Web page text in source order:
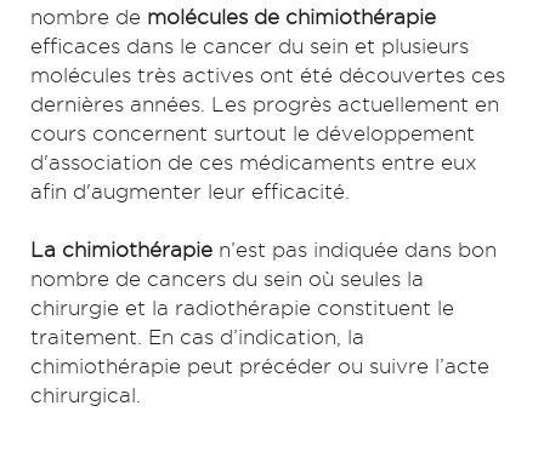
nombre de molécules de chimiothérapie
efficaces dans le cancer du sein et plusieurs
molécules très actives ont été découvertes ces
dernières années. Les progrès actuellement en
cours concernent surtout le développement
d'association de ces médicaments entre eux
afin d'augmenter leur efficacité.
La chimiothérapie n’est pas indiquée dans bon
nombre de cancers du sein où seules la
chirurgie et la radiothérapie constituent le
traitement. En cas d’indication, la
chimiothérapie peut précéder ou suivre l’acte
chirurgical.